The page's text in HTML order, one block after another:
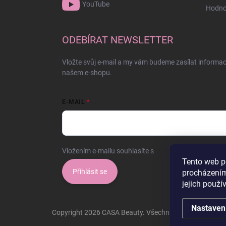
Tento web
jejich
YouTube
ODEBÍRAT NEWSLETTER
Vložte svůj e-mail a my vám budeme zasílat
našem e-shopu.
E-MAIL
Vložením e-mailu souhlasíte s
Přihlásit se
Copyright 2026 CASA Beauty. Všechna práva